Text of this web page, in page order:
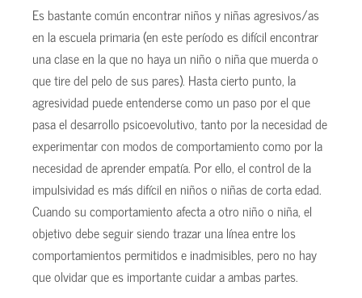
Es bastante común encontrar niños y niñas agresivos/as
en la escuela primaria (en este período es difícil encontrar
una clase en la que no haya un niño o niña que muerda o
que tire del pelo de sus pares). Hasta cierto punto, la
agresividad puede entenderse como un paso por el que
pasa el desarrollo psicoevolutivo, tanto por la necesidad de
experimentar con modos de comportamiento como por la
necesidad de aprender empatía. Por ello, el control de la
impulsividad es más difícil en niños o niñas de corta edad.
Cuando su comportamiento afecta a otro niño o niña, el
objetivo debe seguir siendo trazar una línea entre los
comportamientos permitidos e inadmisibles, pero no hay
que olvidar que es importante cuidar a ambas partes.